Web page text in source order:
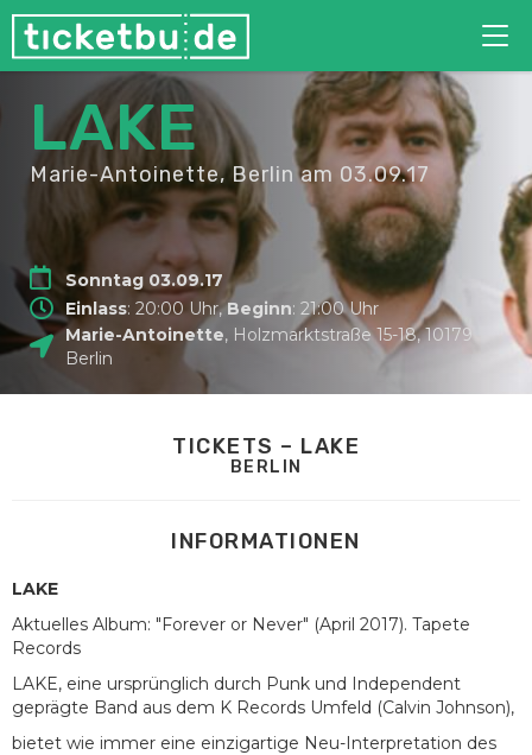
LAKE
Marie-Antoinette, Berlinam 03.09.17
Sonntag 03.09.17
Einlass: 20:00 Uhr,Beginn: 21:00 Uhr
Marie-Antoinette, Holzmarktstraße 15-18,10179
Berlin
TICKETS – LAKE
BERLIN
INFORMATIONEN
LAKE
Aktuelles Album: "Forever or Never" (April 2017). Tapete
Records
LAKE, eine ursprünglich durch Punk und Independent
geprägte Band aus dem K Records Umfeld (Calvin Johnson),
bietet wie immer eine einzigartige Neu-Interpretation des